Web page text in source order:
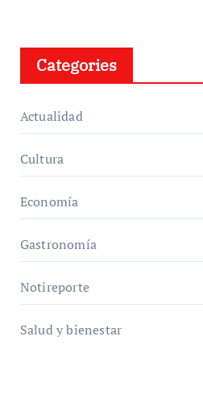
Categories
Actualidad
Cultura
Economía
Gastronomía
Notireporte
Salud y bienestar